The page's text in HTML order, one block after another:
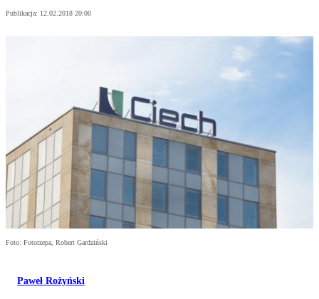
Publikacja: 12.02.2018 20:00
Foto: Fotorzepa, Robert Gardziński
Paweł Rożyński